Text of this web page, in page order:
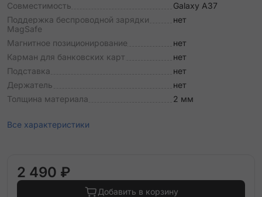
Совместимость
Galaxy A37
Поддержка беспроводной зарядки
MagSafe
нет
Магнитное позиционирование
нет
Карман для банковских карт
нет
Подставка
нет
Держатель
нет
Толщина материала
2 мм
Все характеристики
2 490 ₽
Добавить в корзину